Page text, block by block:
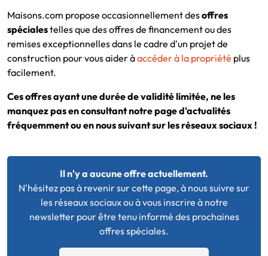
Maisons.com propose occasionnellement desoffres
spécialestelles que des offres de financement ou des
remises exceptionnelles dans le cadre d'un projet de
construction pour vous aider àaccéder à la propriété plus
facilement.
Ces offres ayant une durée de validité limitée, ne les
manquez pas en consultant notre page d'actualités
fréquemment ou en nous suivant sur les réseaux sociaux !
Il n'y a aucune offre actuellement.
N'hésitez pas à revenir sur cette page, à nous suivre sur
les réseaux sociaux ou à vous inscrire à notre
newsletter pour être tenu informé des prochaines
offres spéciales.